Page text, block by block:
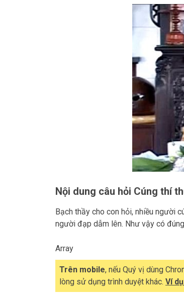
Nội dung câu hỏi Cúng thí
Bạch thầy cho con hỏi, nhiều người
người đạp dẫm lên. Như vậy có
Array
Trên mobile, nếu Quý vị dùng
lòng sử dụng trình duyệt khác. Ví